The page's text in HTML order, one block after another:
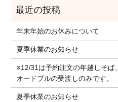
年末年始のお休みについて
夏季休業のお知らせ
※12/31は予約注文の年越しそば、
オードブルの受渡しのみです。
夏季休業のお知らせ